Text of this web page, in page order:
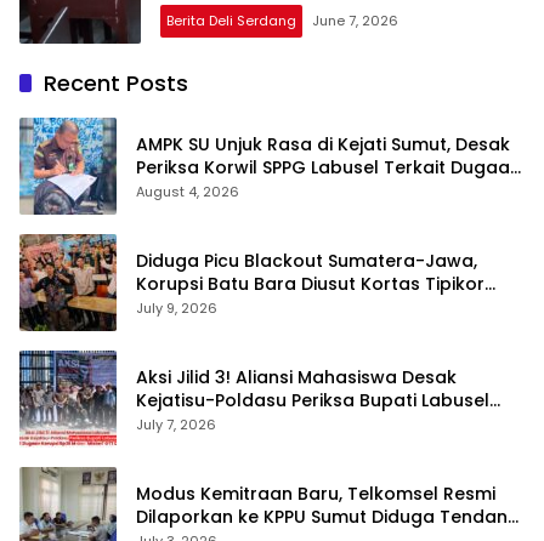
Berita Deli Serdang June 7, 2026
Recent Posts
AMPK SU Unjuk Rasa di Kejati Sumut, Desak
Periksa Korwil SPPG Labusel Terkait Dugaan
Bobroknya Dapur Program MBG
August 4, 2026
Diduga Picu Blackout Sumatera-Jawa,
Korupsi Batu Bara Diusut Kortas Tipikor
Didukung P3H
July 9, 2026
Aksi Jilid 3! Aliansi Mahasiswa Desak
Kejatisu-Poldasu Periksa Bupati Labusel
Terkait Dugaan Korupsi Rp36 M dan ‘Misteri’
July 7, 2026
Modus Kemitraan Baru, Telkomsel Resmi
Dilaporkan ke KPPU Sumut Diduga Tendang